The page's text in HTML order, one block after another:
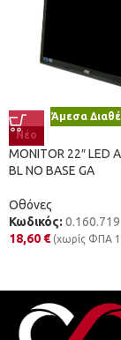
Άμεσα
Νέο
MONITOR 22″ LED
BL NO BASE GA
Οθόνες
Κωδικός: 0.160.719
18,60 € (χωρίς ΦΠΑ